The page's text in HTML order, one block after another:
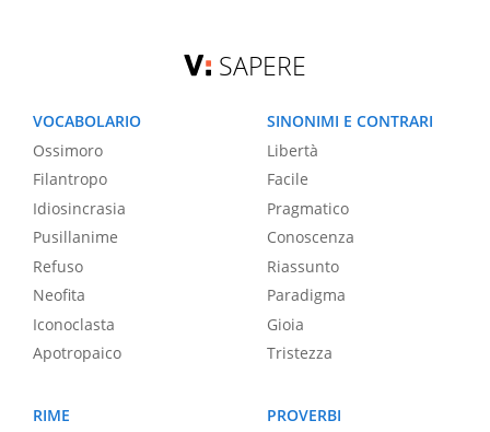
SAPERE
VOCABOLARIO
Ossimoro
Filantropo
Idiosincrasia
Pusillanime
Refuso
Neofita
Iconoclasta
Apotropaico
SINONIMI E CONTRARI
Libertà
Facile
Pragmatico
Conoscenza
Riassunto
Paradigma
Gioia
Tristezza
RIME
PROVERBI